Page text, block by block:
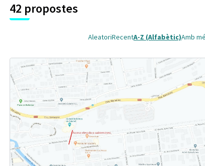
42 propostes
AleatoriRecentA-Z (Alfabètic)Amb